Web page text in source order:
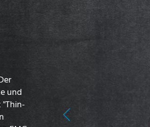
und
Previous